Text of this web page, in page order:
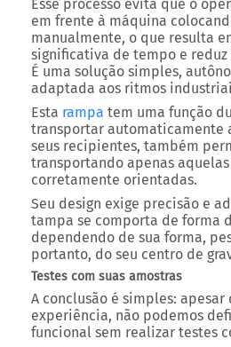
Esse processo evita que o
em frente à máquina
manualmente, o que resulta
significativa de tempo e
É uma solução simples,
adaptada aos ritmos
Esta rampa tem uma função
transportar automaticamente
seus recipientes, também
transportando apenas
corretamente orientadas.
Seu design exige precisão e
tampa se comporta de forma
dependendo de sua forma,
portanto, do seu centro de
Testes com suas amostras
A conclusão é simples: apesar
experiência, não podemos
funcional sem realizar testes